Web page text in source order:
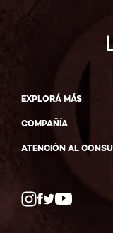
EXPLORÁ MÁS
COMPAÑÍA
ATENCIÓN AL